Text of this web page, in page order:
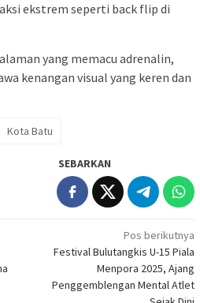
ekstrem seperti back flip di
yang memacu adrenalin,
kenangan visual yang keren dan
Kota Batu
SEBARKAN
Pos berikutnya
Festival Bulutangkis U-15 Piala
Menpora 2025, Ajang
Penggemblengan Mental Atlet